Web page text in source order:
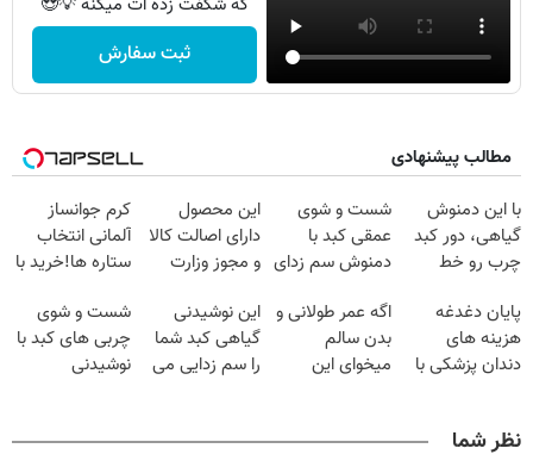
که شگفت زده ات میکنه 💡😍
ثبت سفارش
مطالب پیشنهادی
با این دمنوش
گیاهی، دور کبد
چرب رو خط
شست و شوی
عمقی کبد با
دمنوش سم زدای
این محصول
دارای اصالت کالا
و مجوز وزارت
است(55%تخفیف)
کرم جوانساز
آلمانی انتخاب
ستاره ها!خرید با
پایان دغدغه
هزینه های
دندان پزشکی با
اگه عمر طولانی و
بدن سالم
میخوای این
این نوشیدنی
گیاهی کبد شما
را سم زدایی می
شست و شوی
چربی های کبد با
نوشیدنی
نظر شما